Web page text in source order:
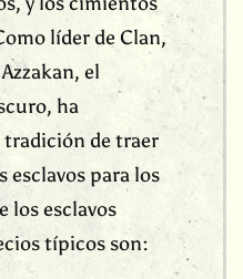
líder de Clan,
el
ha
de traer
esclavos para los
los esclavos
típicos son: